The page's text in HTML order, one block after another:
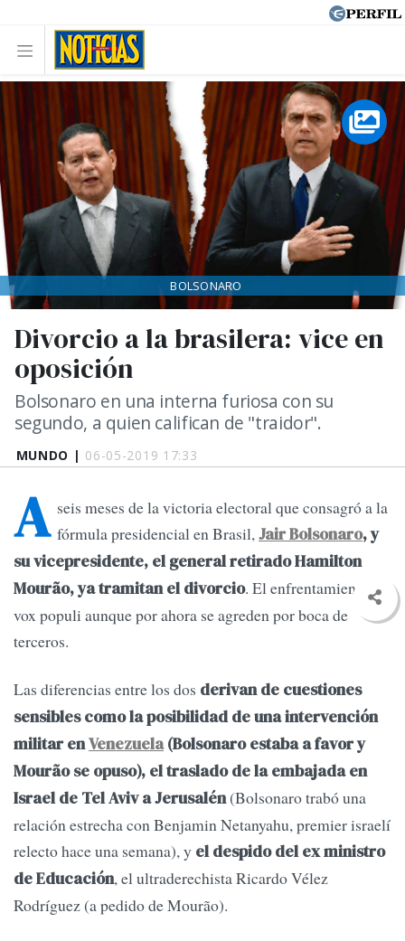
MUNDO | 06-05-2019 17:33
Divorcio a la brasilera: vice en
oposición
Bolsonaro en una interna furiosa con su
segundo, a quien califican de "traidor".
BOLSONARO
A seis meses de la victoria electoral que consagró a la
fórmula presidencial en Brasil,Jair Bolsonaro, y
su vicepresidente, el general retirado Hamilton
Mourão, ya tramitan el divorcio. El enfrentamiento es
vox populi aunque por ahora se agreden por boca de
terceros.
Las diferencias entre los dos derivan de cuestiones
sensibles como la posibilidad de una intervención
militar enVenezuela(Bolsonaro estaba a favor y
Mourão se opuso), el traslado de la embajada en
Israel de Tel Aviv a Jerusalén(Bolsonaro trabó una
relación estrecha con Benjamin Netanyahu, premier israelí
relecto hace una semana), y el despido del ex ministro
de Educación, el ultraderechista Ricardo Vélez
Rodríguez (a pedido de Mourão).